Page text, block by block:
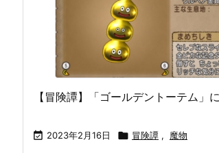
【冒険譚】「ゴールデントーテム」
 2023年2月16日  冒険譚 , 魔物